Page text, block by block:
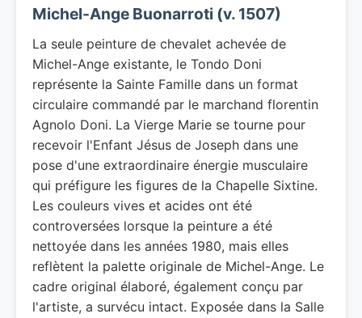
Michel-Ange Buonarroti (v. 1507)
La seule peinture de chevalet achevée de
Michel-Ange existante, le Tondo Doni
représente la Sainte Famille dans un format
circulaire commandé par le marchand florentin
Agnolo Doni. La Vierge Marie se tourne pour
recevoir l'Enfant Jésus de Joseph dans une
pose d'une extraordinaire énergie musculaire
qui préfigure les figures de la Chapelle Sixtine.
Les couleurs vives et acides ont été
controversées lorsque la peinture a été
nettoyée dans les années 1980, mais elles
reflètent la palette originale de Michel-Ange. Le
cadre original élaboré, également conçu par
l'artiste, a survécu intact. Exposée dans la Salle